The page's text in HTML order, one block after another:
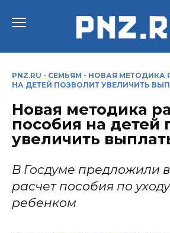
PNZ.RU - СЕМЬЯМ - НОВАЯ МЕТОДИКА
НА ДЕТЕЙ ПОЗВОЛИТ УВЕЛИЧИТЬ
Новая методика
пособия на детей
увеличить
В Госдуме предложили
расчет пособия по
ребенком